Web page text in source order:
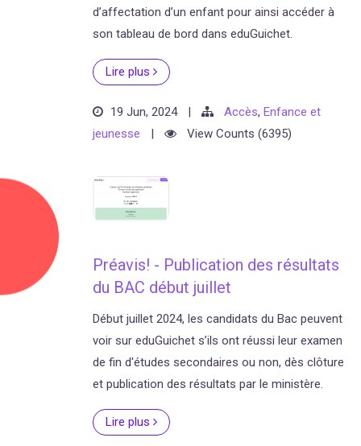
d’affectation d’un enfant pour ainsi accéder à
son tableau de bord dans eduGuichet.
Lire plus
19 Jun, 2024 Accès, Enfance et
jeunesse
View Counts (6395)
Préavis! - Publication des résultats
du BAC début juillet
Début juillet 2024, les candidats du Bac peuvent
voir sur eduGuichet s’ils ont réussi leur examen
de fin d'études secondaires ou non, dès clôture
et publication des résultats par le ministère.
Lire plus